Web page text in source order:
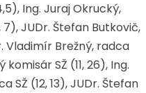
Ing. Juraj Okrucký,
JUDr. Štefan Butkovič,
Vladimír Brežný, radca
SŽ (11, 26), Ing.
SŽ (12, 13), JUDr. Štefan